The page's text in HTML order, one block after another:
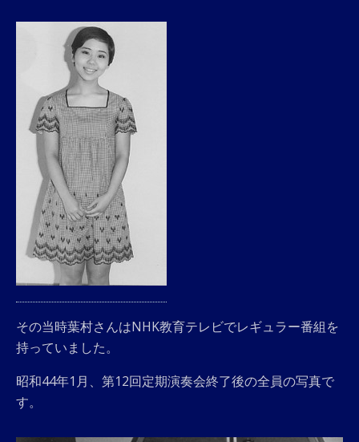
その当時葉村さんはNHK教育テレビでレギュラー番組を
持っていました。
昭和44年1月、第12回定期演奏会終了後の全員の写真で
す。